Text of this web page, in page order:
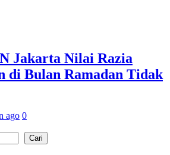
Jakarta Nilai Razia
di Bulan Ramadan Tidak
ago 0
Cari